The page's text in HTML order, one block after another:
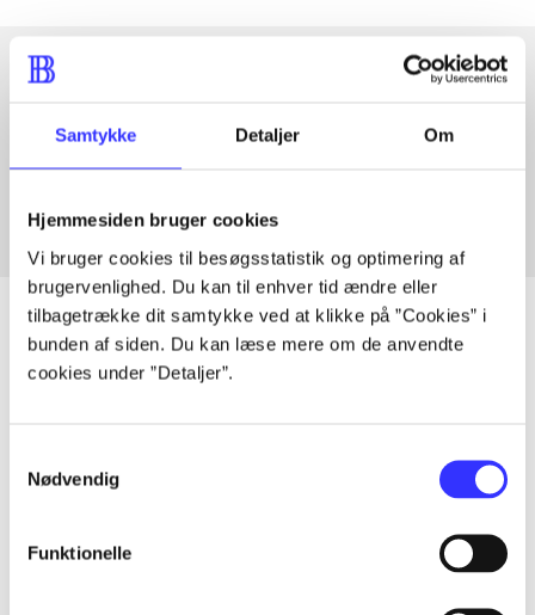
Samtykke Detaljer Om
Hjemmesiden bruger cookies
Vi bruger cookies til besøgsstatistik og optimering af
brugervenlighed. Du kan til enhver tid ændre eller
tilbagetrække dit samtykke ved at klikke på ”Cookies” i
bunden af siden. Du kan læse mere om de anvendte
cookies under ”Detaljer”.
Nødvendig
Funktionelle
Artikler med samme emner